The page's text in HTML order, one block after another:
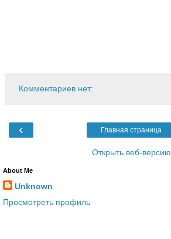
Комментариев нет:
‹ Главная страница
Открыть веб-версию
About Me
Unknown
Просмотреть профиль